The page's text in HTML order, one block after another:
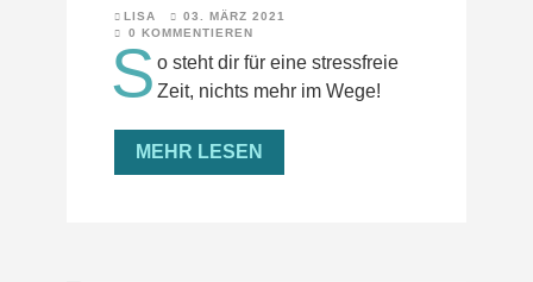
LISA
03. MÄRZ 2021
0 KOMMENTIEREN
S o steht dir für eine stressfreie
Zeit, nichts mehr im Wege!
MEHR LESEN